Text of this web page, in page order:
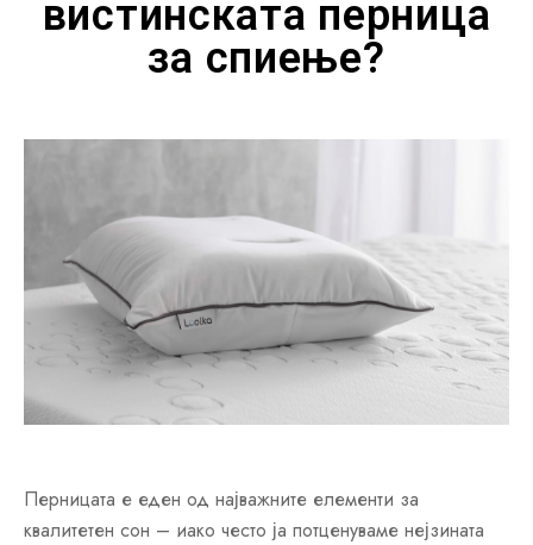
вистинската перница
за спиење?
Перницата е еден од најважните елементи за
квалитетен сон – иако често ја потценуваме нејзината